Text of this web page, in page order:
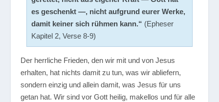
es geschenkt —, nicht aufgrund eurer Werke,
damit keiner sich rühmen kann.“ (Epheser
Kapitel 2, Verse 8-9)
Der herrliche Frieden, den wir mit und von Jesus
erhalten, hat nichts damit zu tun, was wir abliefern,
sondern einzig und allein damit, was Jesus für uns
getan hat. Wir sind vor Gott heilig, makellos und für alle